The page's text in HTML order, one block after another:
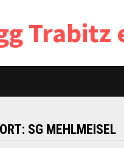
Trabitz
SG MEHLMEISEL